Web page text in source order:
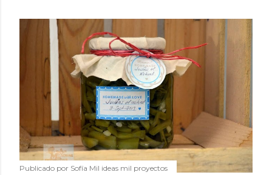
Publicado por Sofía Mil ideas mil proyectos